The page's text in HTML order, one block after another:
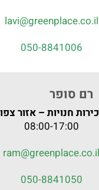
lavi@greenplace.co.il
050-8841006
רם סופר
חנויות – אזור
08:00-17:00
ram@greenplace.co.il
050-8841050